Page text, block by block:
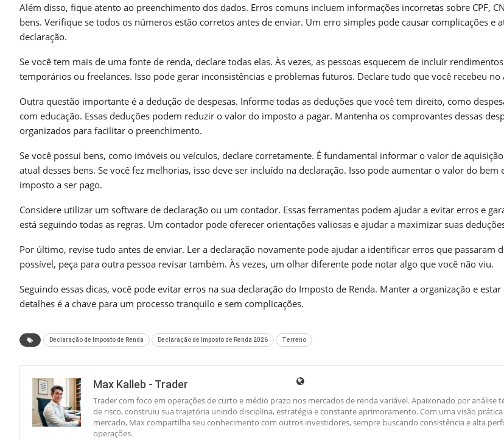
Além disso, fique atento ao preenchimento dos dados. Erros comuns incluem informações incorretas sobre CPF,
bens. Verifique se todos os números estão corretos antes de enviar. Um erro simples pode causar complicações e
declaração.
Se você tem mais de uma fonte de renda, declare todas elas. Às vezes, as pessoas esquecem de incluir
temporários ou freelances. Isso pode gerar inconsistências e problemas futuros. Declare tudo que você recebeu no
Outra questão importante é a dedução de despesas. Informe todas as deduções que você tem direito, como
com educação. Essas deduções podem reduzir o valor do imposto a pagar. Mantenha os comprovantes dessas
organizados para facilitar o preenchimento.
Se você possui bens, como imóveis ou veículos, declare corretamente. É fundamental informar o valor de
atual desses bens. Se você fez melhorias, isso deve ser incluído na declaração. Isso pode aumentar o valor do bem
imposto a ser pago.
Considere utilizar um software de declaração ou um contador. Essas ferramentas podem ajudar a evitar erros e
está seguindo todas as regras. Um contador pode oferecer orientações valiosas e ajudar a maximizar suas
Por último, revise tudo antes de enviar. Ler a declaração novamente pode ajudar a identificar erros que passaram
possível, peça para outra pessoa revisar também. Às vezes, um olhar diferente pode notar algo que você não viu.
Seguindo essas dicas, você pode evitar erros na sua declaração do Imposto de Renda. Manter a organização e
detalhes é a chave para um processo tranquilo e sem complicações.
Declaração de Imposto de Renda Declaração de Imposto de Renda 2026 Terreno
Max Kalleb - Trader
Trader com foco em operações de curto e médio prazo nos mercados de renda variável. Apaixonado por análise
de risco, construiu sua trajetória unindo disciplina, estratégia e constante aprimoramento. Com uma visão
mercado, Max compartilha seu conhecimento com outros investidores, sempre buscando consistência e alta
operações.